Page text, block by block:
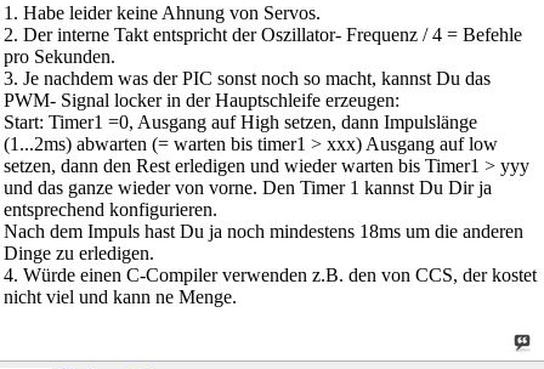
1. Habe leider keine Ahnung von Servos.
2. Der interne Takt entspricht der Oszillator- Frequenz / 4 = Befehle
pro Sekunden.
3. Je nachdem was der PIC sonst noch so macht, kannst Du das
PWM- Signal locker in der Hauptschleife erzeugen:
Start: Timer1 =0, Ausgang auf High setzen, dann Impulslänge
(1...2ms) abwarten (= warten bis timer1 > xxx) Ausgang auf low
setzen, dann den Rest erledigen und wieder warten bis Timer1 > yyy
und das ganze wieder von vorne. Den Timer 1 kannst Du Dir ja
entsprechend konfigurieren.
Nach dem Impuls hast Du ja noch mindestens 18ms um die anderen
Dinge zu erledigen.
4. Würde einen C-Compiler verwenden z.B. den von CCS, der kostet
nicht viel und kann ne Menge.